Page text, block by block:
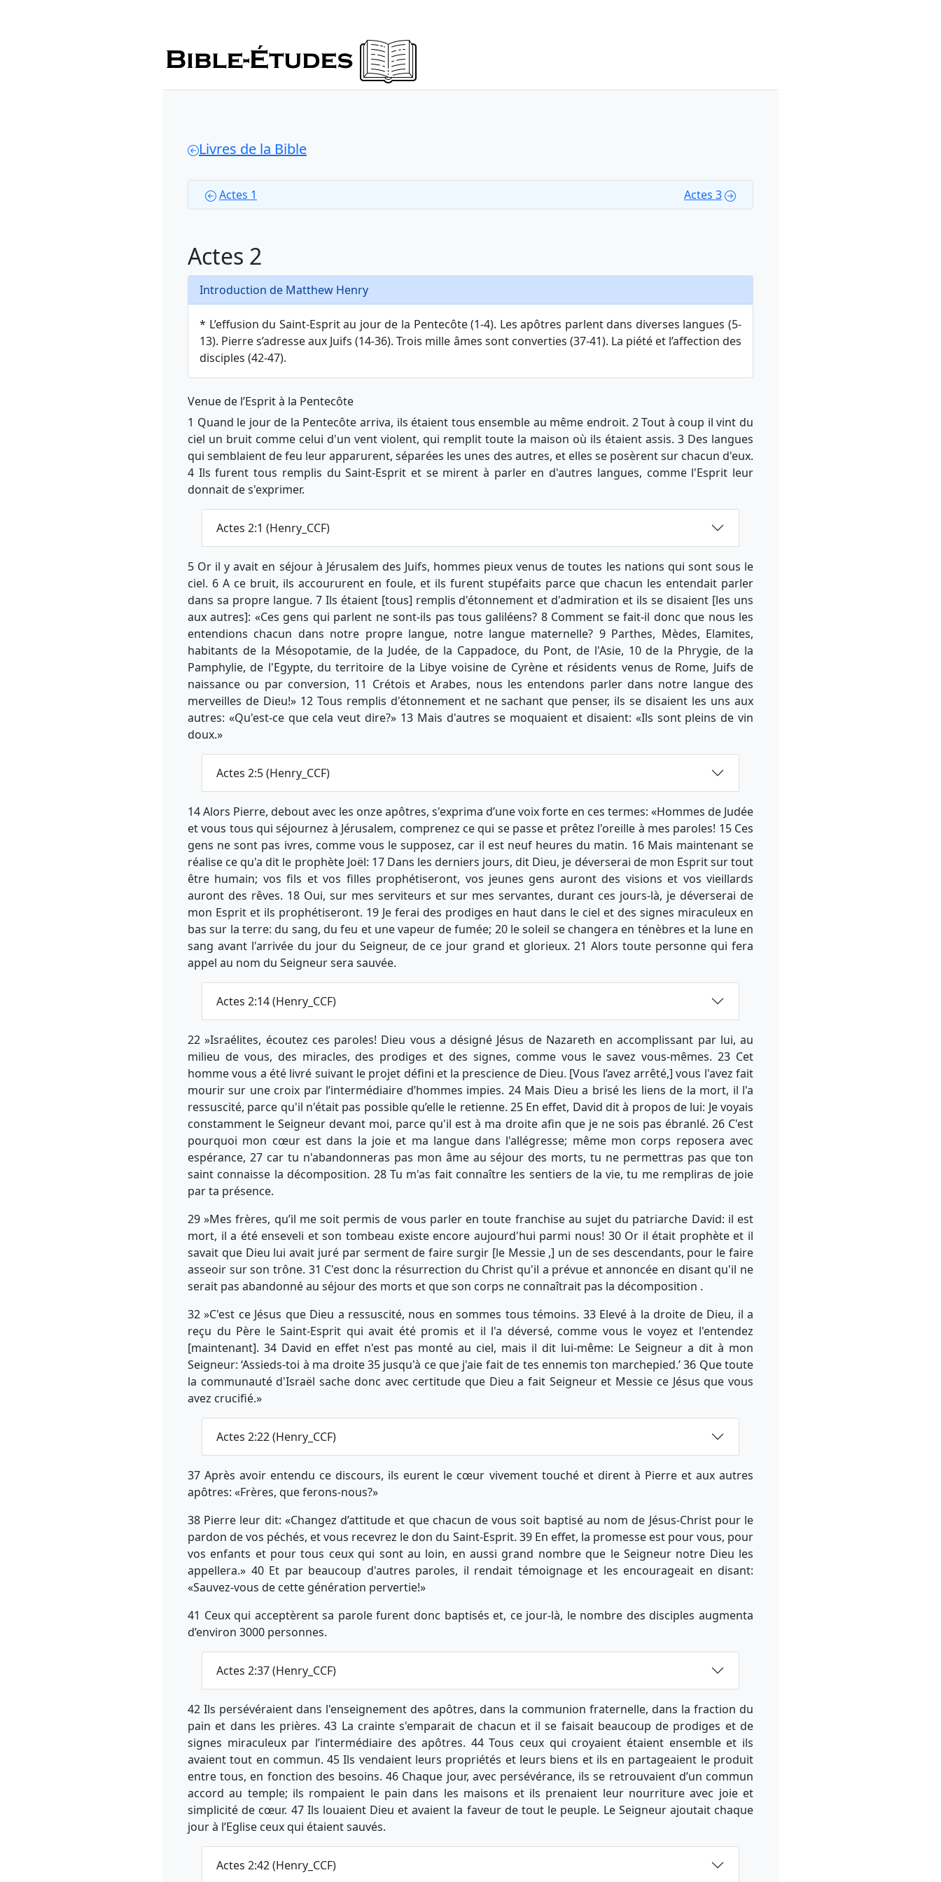
Livres de la Bible
Actes 1 Actes 3
Actes 2
Introduction de Matthew Henry
* L’effusion du Saint-Esprit au jour de la Pentecôte (1-4). Les apôtres parlent dans diverses langues (5-
13). Pierre s’adresse aux Juifs (14-36). Trois mille âmes sont converties (37-41). La piété et l’affection des
disciples (42-47).
Venue de l’Esprit à la Pentecôte
1 Quand le jour de la Pentecôte arriva, ils étaient tous ensemble au même endroit. 2 Tout à coup il vint du
ciel un bruit comme celui d'un vent violent, qui remplit toute la maison où ils étaient assis. 3 Des langues
qui semblaient de feu leur apparurent, séparées les unes des autres, et elles se posèrent sur chacun d'eux.
4 Ils furent tous remplis du Saint-Esprit et se mirent à parler en d'autres langues, comme l'Esprit leur
donnait de s'exprimer.
Actes 2:1 (Henry_CCF)
5 Or il y avait en séjour à Jérusalem des Juifs, hommes pieux venus de toutes les nations qui sont sous le
ciel. 6 A ce bruit, ils accoururent en foule, et ils furent stupéfaits parce que chacun les entendait parler
dans sa propre langue. 7 Ils étaient [tous] remplis d'étonnement et d'admiration et ils se disaient [les uns
aux autres]: «Ces gens qui parlent ne sont-ils pas tous galiléens? 8 Comment se fait-il donc que nous les
entendions chacun dans notre propre langue, notre langue maternelle? 9 Parthes, Mèdes, Elamites,
habitants de la Mésopotamie, de la Judée, de la Cappadoce, du Pont, de l'Asie, 10 de la Phrygie, de la
Pamphylie, de l'Egypte, du territoire de la Libye voisine de Cyrène et résidents venus de Rome, Juifs de
naissance ou par conversion, 11 Crétois et Arabes, nous les entendons parler dans notre langue des
merveilles de Dieu!» 12 Tous remplis d'étonnement et ne sachant que penser, ils se disaient les uns aux
autres: «Qu'est-ce que cela veut dire?» 13 Mais d'autres se moquaient et disaient: «Ils sont pleins de vin
doux.»
Actes 2:5 (Henry_CCF)
14 Alors Pierre, debout avec les onze apôtres, s'exprima d’une voix forte en ces termes: «Hommes de Judée
et vous tous qui séjournez à Jérusalem, comprenez ce qui se passe et prêtez l'oreille à mes paroles! 15 Ces
gens ne sont pas ivres, comme vous le supposez, car il est neuf heures du matin. 16 Mais maintenant se
réalise ce qu'a dit le prophète Joël: 17 Dans les derniers jours, dit Dieu, je déverserai de mon Esprit sur tout
être humain; vos fils et vos filles prophétiseront, vos jeunes gens auront des visions et vos vieillards
auront des rêves. 18 Oui, sur mes serviteurs et sur mes servantes, durant ces jours-là, je déverserai de
mon Esprit et ils prophétiseront. 19 Je ferai des prodiges en haut dans le ciel et des signes miraculeux en
bas sur la terre: du sang, du feu et une vapeur de fumée; 20 le soleil se changera en ténèbres et la lune en
sang avant l'arrivée du jour du Seigneur, de ce jour grand et glorieux. 21 Alors toute personne qui fera
appel au nom du Seigneur sera sauvée.
Actes 2:14 (Henry_CCF)
22 »Israélites, écoutez ces paroles! Dieu vous a désigné Jésus de Nazareth en accomplissant par lui, au
milieu de vous, des miracles, des prodiges et des signes, comme vous le savez vous-mêmes. 23 Cet
homme vous a été livré suivant le projet défini et la prescience de Dieu. [Vous l’avez arrêté,] vous l'avez fait
mourir sur une croix par l’intermédiaire d’hommes impies. 24 Mais Dieu a brisé les liens de la mort, il l'a
ressuscité, parce qu'il n'était pas possible qu’elle le retienne. 25 En effet, David dit à propos de lui: Je voyais
constamment le Seigneur devant moi, parce qu'il est à ma droite afin que je ne sois pas ébranlé. 26 C'est
pourquoi mon cœur est dans la joie et ma langue dans l'allégresse; même mon corps reposera avec
espérance, 27 car tu n'abandonneras pas mon âme au séjour des morts, tu ne permettras pas que ton
saint connaisse la décomposition. 28 Tu m'as fait connaître les sentiers de la vie, tu me rempliras de joie
par ta présence.
29 »Mes frères, qu’il me soit permis de vous parler en toute franchise au sujet du patriarche David: il est
mort, il a été enseveli et son tombeau existe encore aujourd'hui parmi nous! 30 Or il était prophète et il
savait que Dieu lui avait juré par serment de faire surgir [le Messie ,] un de ses descendants, pour le faire
asseoir sur son trône. 31 C'est donc la résurrection du Christ qu'il a prévue et annoncée en disant qu'il ne
serait pas abandonné au séjour des morts et que son corps ne connaîtrait pas la décomposition .
32 »C'est ce Jésus que Dieu a ressuscité, nous en sommes tous témoins. 33 Elevé à la droite de Dieu, il a
reçu du Père le Saint-Esprit qui avait été promis et il l'a déversé, comme vous le voyez et l'entendez
[maintenant]. 34 David en effet n'est pas monté au ciel, mais il dit lui-même: Le Seigneur a dit à mon
Seigneur: ‘Assieds-toi à ma droite 35 jusqu'à ce que j'aie fait de tes ennemis ton marchepied.’ 36 Que toute
la communauté d'Israël sache donc avec certitude que Dieu a fait Seigneur et Messie ce Jésus que vous
avez crucifié.»
Actes 2:22 (Henry_CCF)
37 Après avoir entendu ce discours, ils eurent le cœur vivement touché et dirent à Pierre et aux autres
apôtres: «Frères, que ferons-nous?»
38 Pierre leur dit: «Changez d’attitude et que chacun de vous soit baptisé au nom de Jésus-Christ pour le
pardon de vos péchés, et vous recevrez le don du Saint-Esprit. 39 En effet, la promesse est pour vous, pour
vos enfants et pour tous ceux qui sont au loin, en aussi grand nombre que le Seigneur notre Dieu les
appellera.» 40 Et par beaucoup d'autres paroles, il rendait témoignage et les encourageait en disant:
«Sauvez-vous de cette génération pervertie!»
41 Ceux qui acceptèrent sa parole furent donc baptisés et, ce jour-là, le nombre des disciples augmenta
d’environ 3000 personnes.
Actes 2:37 (Henry_CCF)
42 Ils persévéraient dans l'enseignement des apôtres, dans la communion fraternelle, dans la fraction du
pain et dans les prières. 43 La crainte s'emparait de chacun et il se faisait beaucoup de prodiges et de
signes miraculeux par l’intermédiaire des apôtres. 44 Tous ceux qui croyaient étaient ensemble et ils
avaient tout en commun. 45 Ils vendaient leurs propriétés et leurs biens et ils en partageaient le produit
entre tous, en fonction des besoins. 46 Chaque jour, avec persévérance, ils se retrouvaient d’un commun
accord au temple; ils rompaient le pain dans les maisons et ils prenaient leur nourriture avec joie et
simplicité de cœur. 47 Ils louaient Dieu et avaient la faveur de tout le peuple. Le Seigneur ajoutait chaque
jour à l’Eglise ceux qui étaient sauvés.
Actes 2:42 (Henry_CCF)